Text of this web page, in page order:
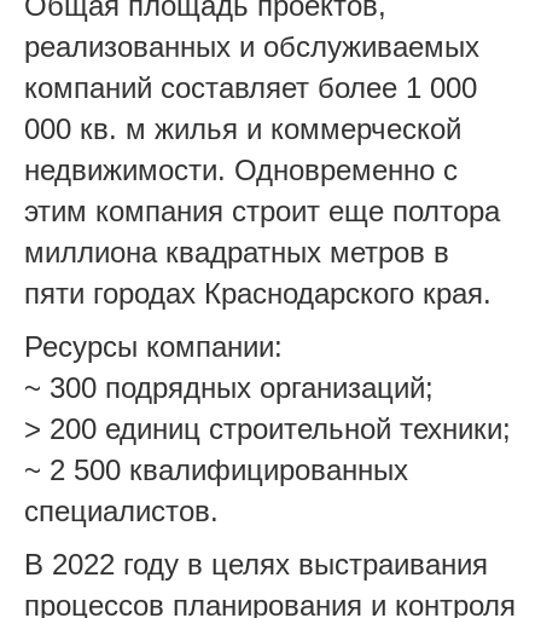
реализованных и обслуживаемых
компаний составляет более 1 000
000 кв. м жилья и коммерческой
недвижимости. Одновременно с
этим компания строит еще полтора
миллиона квадратных метров в
пяти городах Краснодарского края.
Ресурсы компании:
~ 300 подрядных организаций;
> 200 единиц строительной техники;
~ 2 500 квалифицированных
специалистов.
В 2022 году в целях выстраивания
процессов планирования и контроля